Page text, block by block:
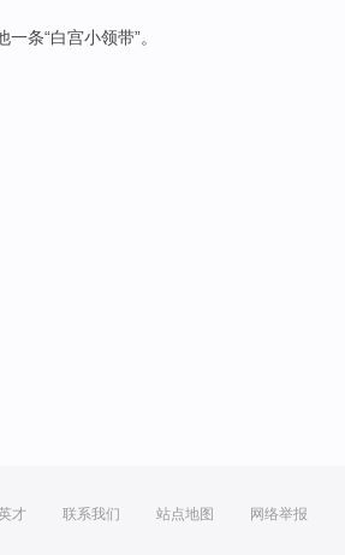
一条“白宫小领带”。
才 联系我们 站点地图 网络举报